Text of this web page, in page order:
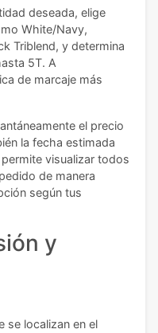
deseada, elige
White/Navy,
Triblend, y determina
5T. A
de marcaje más
el precio
la fecha estimada
visualizar todos
de manera
según tus
y
se localizan en el